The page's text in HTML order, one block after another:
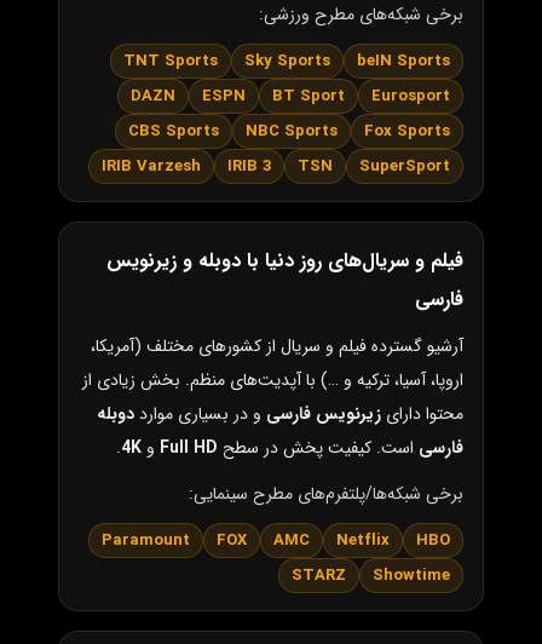
برخی شبکه‌های مطرح ورزشی:
beIN Sports
Sky Sports
TNT Sports
Eurosport
BT Sport
ESPN
DAZN
Fox Sports
NBC Sports
CBS Sports
SuperSport
TSN
IRIB 3
IRIB Varzesh
فیلم و سریال‌های روز دنیا با دوبله و زیرنویس
فارسی
آرشیو گسترده فیلم و سریال از کشورهای مختلف (آمریکا،
اروپا، آسیا، ترکیه و …) با آپدیت‌های منظم. بخش زیادی از
محتوا دارای زیرنویس فارسی و در بسیاری موارددوبله
فارسی است. کیفیت پخش در سطح Full HD و 4K
.
برخی شبکه‌ها/پلتفرم‌های مطرح سینمایی:
HBO
Netflix
AMC
FOX
Paramount
Showtime
STARZ